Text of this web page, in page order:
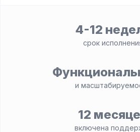
4-12
срок
и
12
включена